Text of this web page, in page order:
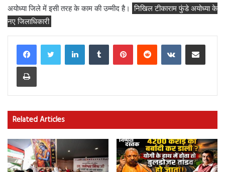
अयोध्या जिले में इसी तरह के काम की उम्मीद है। निखिल टीकाराम फुंडे अयोध्या के
नए जिलाधिकारी
LinkedInTumblr PinterestReddit VKontakteShare via Email
Print
Related Articles